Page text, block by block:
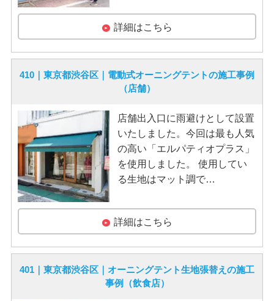
詳細はこちら
410｜東京都渋谷区｜電動式オーニングテントの施工事例
（店舗）
店舗出入口に雨避けとして設置
いたしました。今回は最も人気
の高い「エルパティオプラス」
を使用しました。 使用してい
る生地はマット調で…
詳細はこちら
401｜東京都渋谷区｜オーニングテント生地張替えの施工
事例（飲食店）